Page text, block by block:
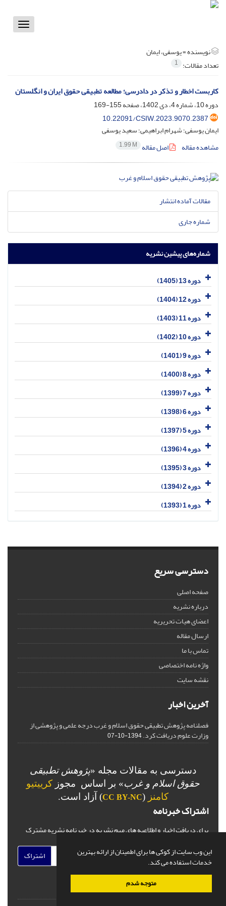
این وب سایت از کوکی ها برای اطمینان از ارائه بهترین
خدمات استفاده می کند.
متوجه شدم
Toggle
نویسنده =یوسفی، ایمان
تعداد مقالات: 1
کاربست اخطار و تذکر در دادرسی؛ مطالعه تطبیقی حقوق ایران و انگلستان
دوره 10، شماره 4، دی 1402، صفحه
155-169
10.22091/CSIW.2023.9070.2387
ایمان یوسفی؛ شهرام ابراهیمی؛ سعید یوسفی
مشاهده مقاله
اصل مقاله 1.99 M
مقالات آماده انتشار
شماره جاری
شماره‌های پیشین نشریه
دوره 13 (1405)
دوره 12 (1404)
دوره 11 (1403)
دوره 10 (1402)
دوره 9 (1401)
دوره 8 (1400)
دوره 7 (1399)
دوره 6 (1398)
دوره 5 (1397)
دوره 4 (1396)
دوره 3 (1395)
دوره 2 (1394)
دوره 1 (1393)
دسترسی سریع
صفحه اصلی
درباره نشریه
اعضای هیات تحریریه
ارسال مقاله
تماس با ما
واژه نامه اختصاصی
نقشه سایت
آخرین اخبار
فصلنامه پژوهش تطبیقی حقوق اسلام و غرب درجه علمی و پژوهشی از
وزارت علوم دریافت کرد.1394-10-07
دسترسی به مقالات مجله «پژوهش تطبیقی
حقوق اسلام و غرب» بر اساس مجوز کرییتیو
کامنز (
CC BY-NC) آزاد است.
اشتراک خبرنامه
برای دریافت اخبار و اطلاعیه های مهم نشریه در خبرنامه نشریه مشترک
اشتراک